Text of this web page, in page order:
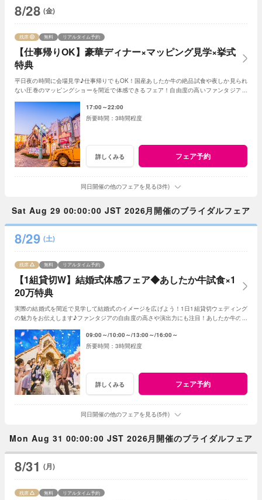
8/28 (金)
【仕事帰りOK】豪華ディナー×マッピング見学×挙式
特典
残席 無料 リアルタイム予約
平日夜の時間に会場見学♪仕事帰りでもOK！国産あしたか牛の絶品試食や夜しか見られ
ない圧巻のマッピングショーを間近で体感できるフェア！自由度の高いファンタジアの
17:00～22:00
3時間程度
詳しくみる フェア予約
同日開催の他のフェアを見る(3件)
Sat Aug 29 00:00:00 JST 2026月開催のブライダルフェア
8/29 (土)
【1組貸切W】結婚式体感フェア◆あしたか牛試食×1
20万特典
残席 無料 リアルタイム予約
実際の結婚式を間近で見学して結婚式のイメージを広げよう！1日1組貸切ウェディング
の魅力をお伝えします♪ファンタジアの自由度の高さや演出力にも注目！あしたか牛の無
09:00～ 10:00～ 13:00～ 16:00～
3時間程度
詳しくみる フェア予約
同日開催の他のフェアを見る(5件)
Mon Aug 31 00:00:00 JST 2026月開催のブライダルフェア
8/31 (月)
残席 無料 リアルタイム予約